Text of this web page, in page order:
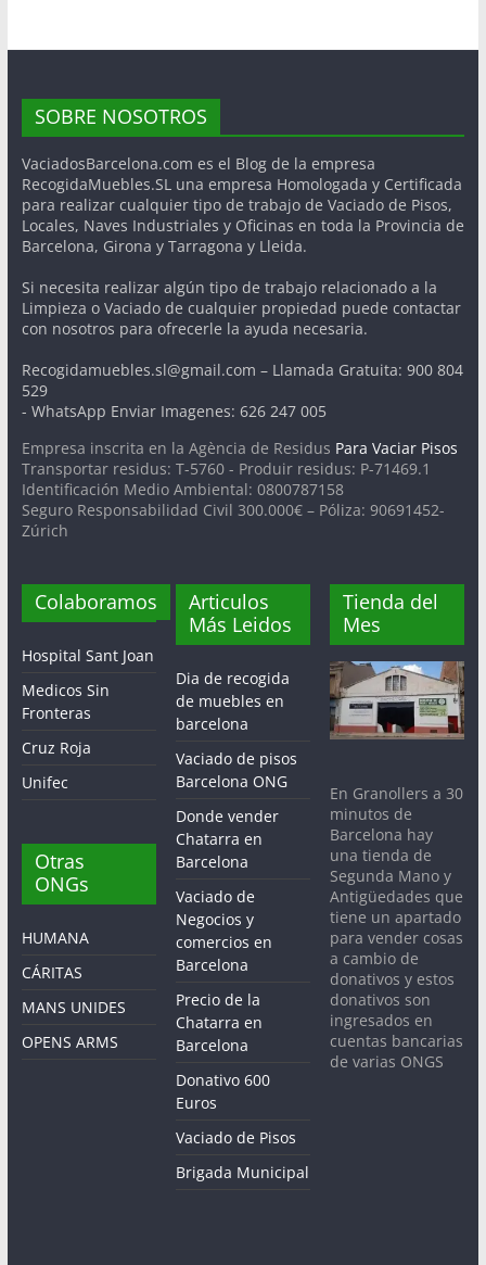
SOBRE NOSOTROS
VaciadosBarcelona.com es el Blog de la empresa
RecogidaMuebles.SL una empresa Homologada y Certificada
para realizar cualquier tipo de trabajo de Vaciado de Pisos,
Locales, Naves Industriales y Oficinas en toda la Provincia de
Barcelona, Girona y Tarragona y Lleida.
Si necesita realizar algún tipo de trabajo relacionado a la
Limpieza o Vaciado de cualquier propiedad puede contactar
con nosotros para ofrecerle la ayuda necesaria.
Recogidamuebles.sl@gmail.com – Llamada Gratuita: 900 804
529
- WhatsApp Enviar Imagenes: 626 247 005
Empresa inscrita en la Agència de Residus Para Vaciar Pisos
Transportar residus: T-5760 - Produir residus: P-71469.1
Identificación Medio Ambiental: 0800787158
Seguro Responsabilidad Civil 300.000€ – Póliza: 90691452-
Zúrich
Colaboramos
Hospital Sant Joan
Medicos Sin
Fronteras
Cruz Roja
Unifec
Otras
ONGs
HUMANA
CÁRITAS
MANS UNIDES
OPENS ARMS
Articulos
Más Leidos
Dia de recogida
de muebles en
barcelona
Vaciado de pisos
Barcelona ONG
Donde vender
Chatarra en
Barcelona
Vaciado de
Negocios y
comercios en
Barcelona
Precio de la
Chatarra en
Barcelona
Donativo 600
Euros
Vaciado de Pisos
Brigada Municipal
Tienda del
Mes
En Granollers a 30
minutos de
Barcelona hay
una tienda de
Segunda Mano y
Antigüedades que
tiene un apartado
para vender cosas
a cambio de
donativos y estos
donativos son
ingresados en
cuentas bancarias
de varias ONGS